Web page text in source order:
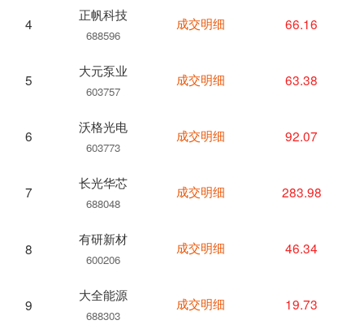
4
正帆科技
688596
5
大元泵业
603757
6
沃格光电
603773
7
长光华芯
688048
8
有研新材
600206
9
大全能源
688303
成交明细 66.16
成交明细 63.38
成交明细 92.07
成交明细 283.98
成交明细 46.34
成交明细 19.73